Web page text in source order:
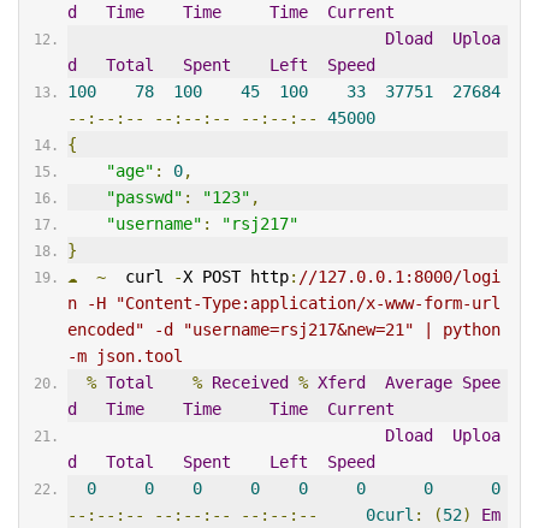
d
Time Time Time
Current
Dload
Uploa
d
Total Spent Left
Speed
100
78 100 45 100 33 37751
27684
--:--:--
--:--:-- --:--:--
45000
{
"age" : 0,
"passwd" : "123" ,
"username" :
"rsj217"
}
☁
~
  curl
-X POST http: //127.0.0.1:8000/logi
n -H "Content-Type:application/x-www-form-url
encoded" -d "username=rsj217&new=21" | python
-m json.tool
% Total % Received % Xferd Average Spee
d
Time Time Time
Current
Dload
Uploa
d
Total Spent Left
Speed
0
0 0 0 0 0 0
0
--:--:--
--:--:-- --:--:-- 0curl : (52)
Em